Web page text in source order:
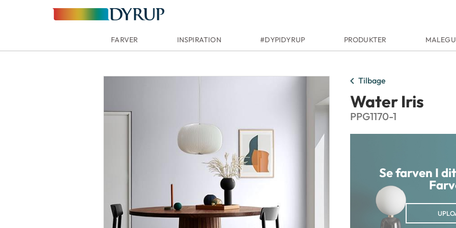
FARVER INSPIRATION #DYPIDYRUP PRODUKTER
chevron_left Tilbage
Water Iris
PPG1170-1
Se farven I